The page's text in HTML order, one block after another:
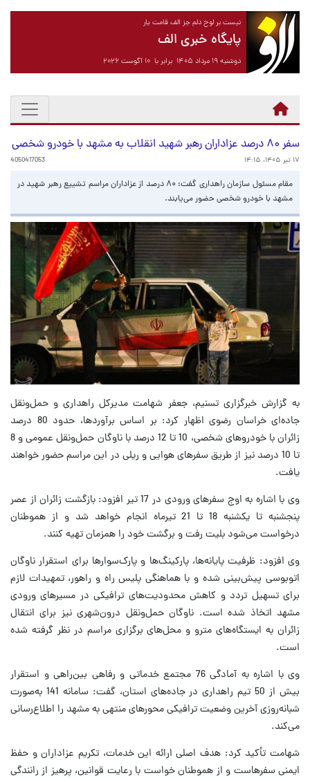
نیست بر لوح دلم جز الف قامت یار
پایگاه خبری الف
دوشنبه ۱۹ مرداد ۱۴۰۵ برابر با ۱۰ آگوست ۲۰۲۶
سفر ۸۰ درصد عزاداران رهبر شهید انقلاب به مشهد با خودرو شخصی
۱۷ تیر ۱۴۰۵، ۱۴:۱۵ 4050417053
مقام مسئول سازمان راهداری گفت: ۸۰ درصد از عزاداران مراسم تشییع رهبر شهید در
مشهد با خودرو شخصی حضور می‌یابند.
به گزارش خبرگزاری تسنیم، جعفر شهامت مدیرکل راهداری و حمل‌ونقل
جاده‌ای خراسان رضوی اظهار کرد: بر اساس برآوردها، حدود 80 درصد
زائران با خودروهای شخصی، 10 تا 12 درصد با ناوگان حمل‌ونقل عمومی و 8
تا 10 درصد نیز از طریق سفرهای هوایی و ریلی در این مراسم حضور خواهند
یافت.
وی با اشاره به اوج سفرهای ورودی در 17 تیر افزود: بازگشت زائران از عصر
پنجشنبه تا یکشنبه 18 تا 21 تیرماه انجام خواهد شد و از هموطنان
درخواست می‌شود بلیت رفت و برگشت خود را همزمان تهیه کنند.
وی افزود: ظرفیت پایانه‌ها، پارکینگ‌ها و پارک‌سوارها برای استقرار ناوگان
اتوبوسی پیش‌بینی شده و با هماهنگی پلیس راه و راهور، تمهیدات لازم
برای تسهیل تردد و کاهش محدودیت‌های ترافیکی در مسیرهای ورودی
مشهد اتخاذ شده است. ناوگان حمل‌ونقل درون‌شهری نیز برای انتقال
زائران به ایستگاه‌های مترو و محل‌های برگزاری مراسم در نظر گرفته شده
است.
وی با اشاره به آمادگی 76 مجتمع خدماتی و رفاهی بین‌راهی و استقرار
بیش از 50 تیم راهداری در جاده‌های استان، گفت: سامانه 141 به‌صورت
شبانه‌روزی آخرین وضعیت ترافیکی محورهای منتهی به مشهد را اطلاع‌رسانی
می‌کند.
شهامت تأکید کرد: هدف اصلی ارائه این خدمات، تکریم عزاداران و حفظ
ایمنی سفرهاست و از هموطنان خواست با رعایت قوانین، پرهیز از رانندگی